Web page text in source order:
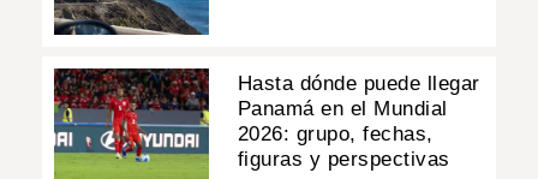
Hasta dónde puede llegar
Panamá en el Mundial
2026: grupo, fechas,
figuras y perspectivas